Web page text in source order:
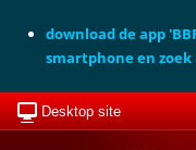
download de app
smartphone en zoek
Desktop site